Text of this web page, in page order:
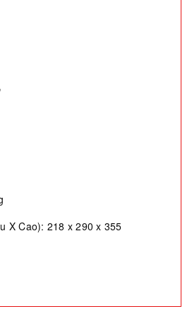
X Cao): 218 x 290 x 355